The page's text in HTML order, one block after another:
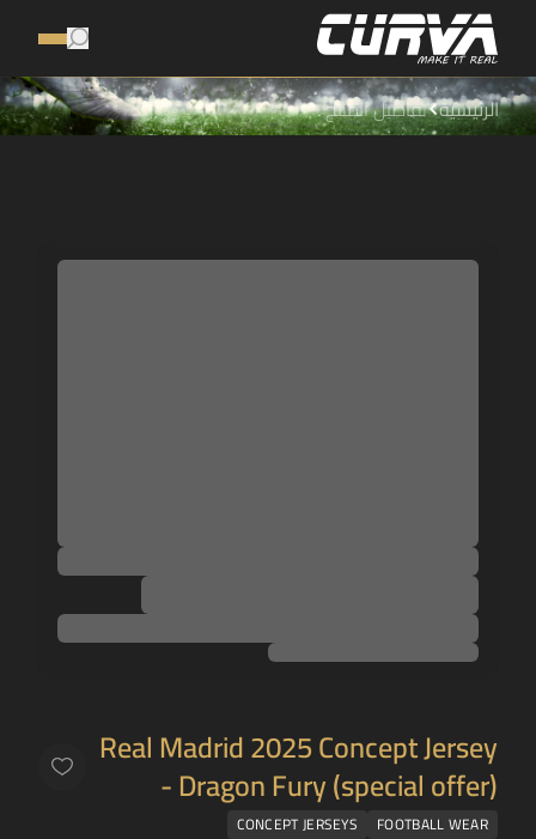
الرئيسية تفاصيل المنتج
Real Madrid 2025 Concept Jersey
- Dragon Fury (special offer)
FOOTBALL WEAR
CONCEPT JERSEYS